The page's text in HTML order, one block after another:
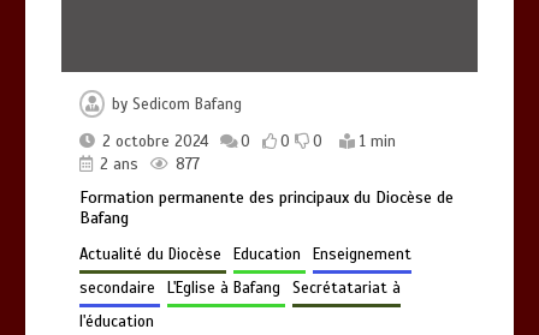
bySedicom Bafang
2 octobre 2024
0 0 0
1 min
2 ans
877
Formation permanente des principaux du Diocèse de
Bafang
Actualité du Diocèse Education
Enseignement
secondaire
L'Eglise à Bafang
Secrétatariat à
l'éducation